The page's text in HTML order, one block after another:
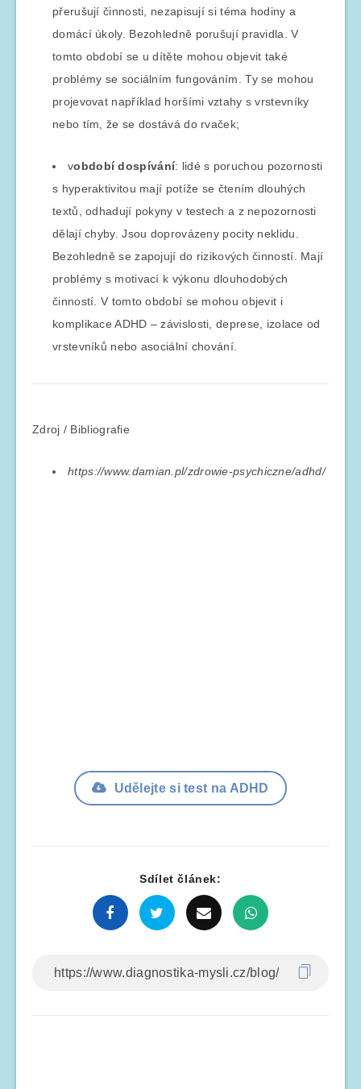
přerušují činnosti, nezapisují si téma hodiny a
domácí úkoly. Bezohledně porušují pravidla. V
tomto období se u dítěte mohou objevit také
problémy se sociálním fungováním. Ty se mohou
projevovat například horšími vztahy s vrstevníky
nebo tím, že se dostává do rvaček;
vobdobí dospívání: lidé s poruchou pozornosti
s hyperaktivitou mají potíže se čtením dlouhých
textů, odhadují pokyny v testech a z nepozornosti
dělají chyby. Jsou doprovázeny pocity neklidu.
Bezohledně se zapojují do rizikových činností. Mají
problémy s motivací k výkonu dlouhodobých
činností. V tomto období se mohou objevit i
komplikace ADHD – závislosti, deprese, izolace od
vrstevníků nebo asociální chování.
Zdroj / Bibliografie
https://www.damian.pl/zdrowie-psychiczne/adhd/
Udělejte si test na ADHD
Sdílet článek: